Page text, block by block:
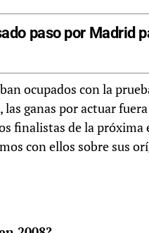
paso por Madrid
ocupados con la
ganas por actuar
finalistas de la próxima
con ellos sobre sus